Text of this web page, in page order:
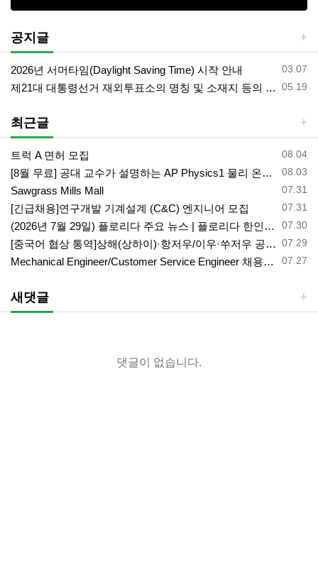
공지글
등록일
03.07
2026년 서머타임(Daylight Saving Time) 시작 안내
등록일
05.19
제21대 대통령선거 재외투표소의 명칭 및 소재지 등의 공고/올랜도 제외 투표소
최근글
등록일
08.04
트럭 A 면허 모집
등록일
08.03
[8월 무료] 공대 교수가 설명하는 AP Physics1 물리 온라인 강의
등록일
07.31
Sawgrass Mills Mall
등록일
07.31
[긴급채용]연구개발 기계설계 (C&C) 엔지니어 모집
등록일
07.30
(2026년 7월 29일) 플로리다 주요 뉴스 | 플로리다 한인 닷컴
등록일
07.29
[중국어 협상 통역]상해(상하이)·항저우/이우·쑤저우 공급·제조 업체,공장 미팅 & 전시회 한중 원어민 프리랜서 비즈니스 통역사
등록일
07.27
Mechanical Engineer/Customer Service Engineer 채용중입니다.
새댓글
댓글이 없습니다.